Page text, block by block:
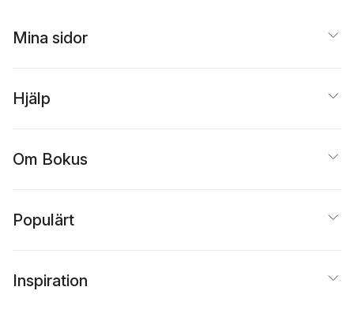
Mina sidor
Hjälp
Om Bokus
Populärt
Inspiration